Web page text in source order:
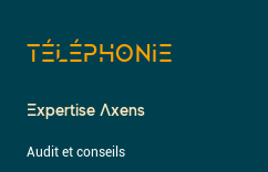
TÉLÉPHONIE
Expertise Axens
Audit et conseils